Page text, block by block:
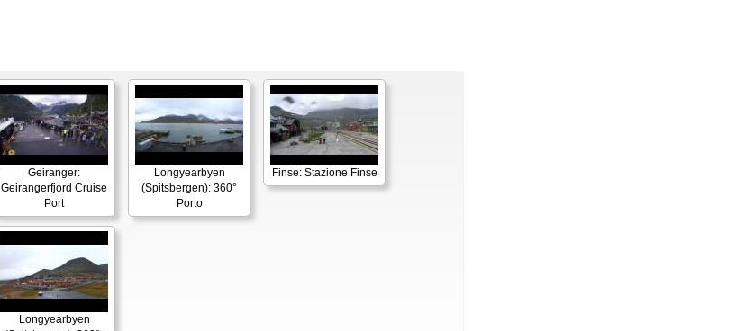
Geiranger:
Geirangerfjord Cruise
Port
Longyearbyen
(Spitsbergen): 360°
Porto
Finse: Stazione Finse
Longyearbyen